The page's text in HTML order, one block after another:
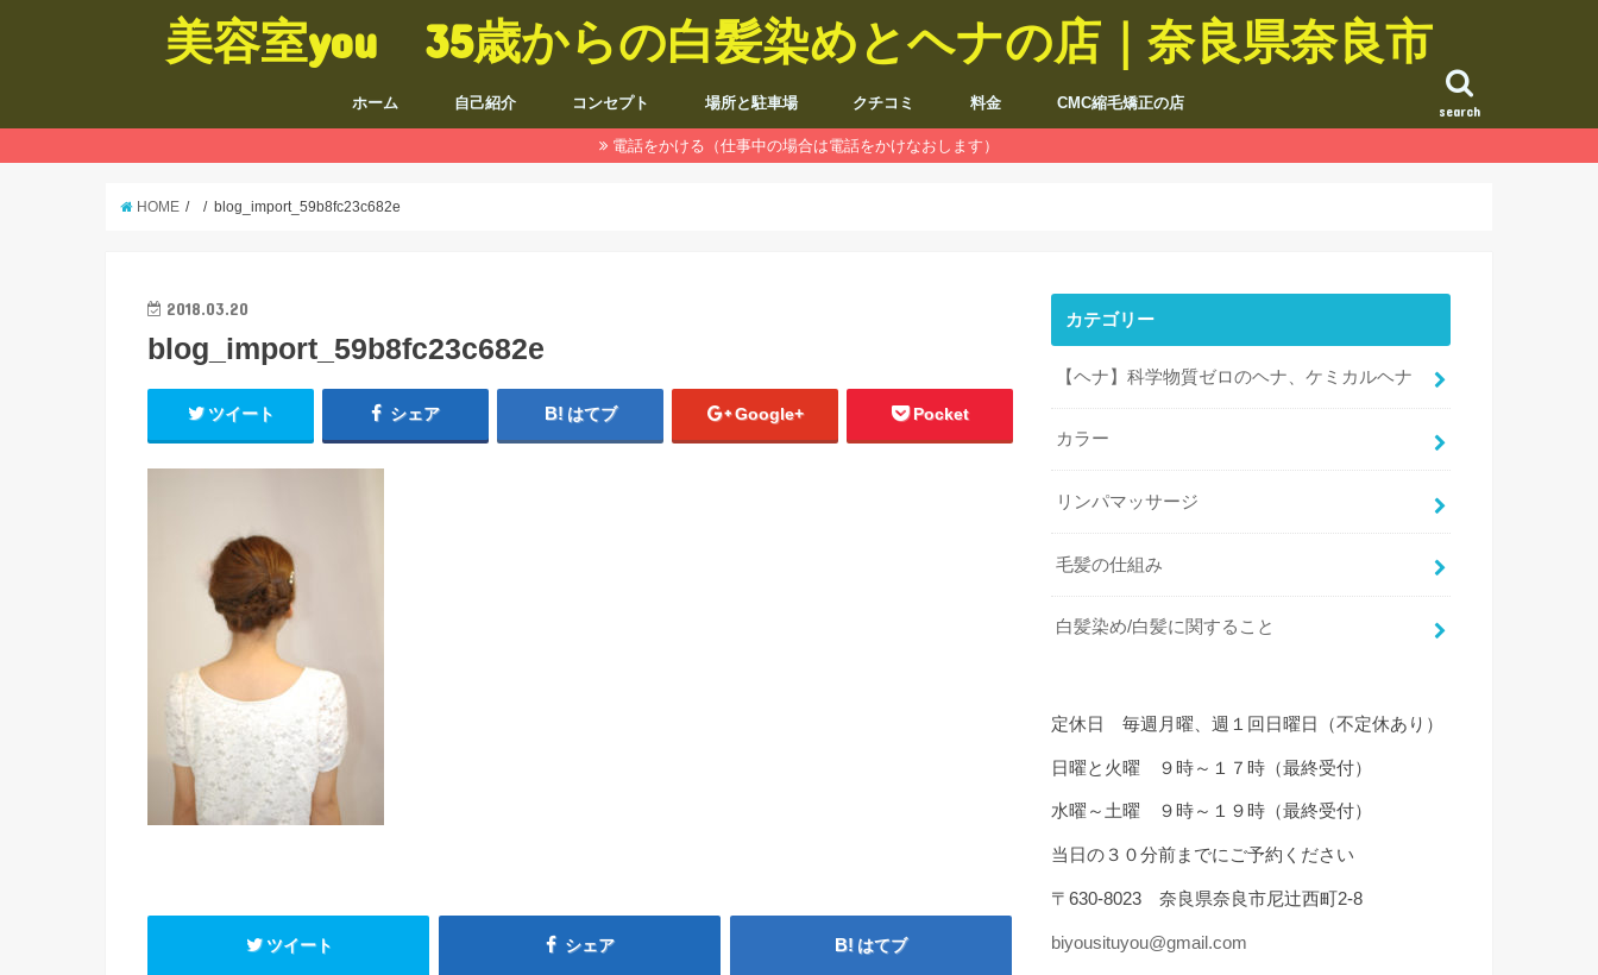
美容室you 35歳からの白髪染めとヘナの店｜奈良県奈良市
search
ホーム 自己紹介 コンセプト 場所と駐車場 クチコミ 料金 CMC縮毛矯正の店
電話をかける（仕事中の場合は電話をかけなおします）
HOME blog_import_59b8fc23c682e
2018.03.20
blog_import_59b8fc23c682e
ツイート シェア はてブ Google+ Pocket
ツイート シェア はてブ
カテゴリー
【ヘナ】科学物質ゼロのヘナ、ケミカルヘナ
カラー
リンパマッサージ
毛髪の仕組み
白髪染め/白髪に関すること
定休日 毎週月曜、週１回日曜日（不定休あり）
日曜と火曜 ９時～１７時（最終受付）
水曜～土曜 ９時～１９時（最終受付）
当日の３０分前までにご予約ください
〒630-8023 奈良県奈良市尼辻西町2-8
biyousituyou@gmail.com